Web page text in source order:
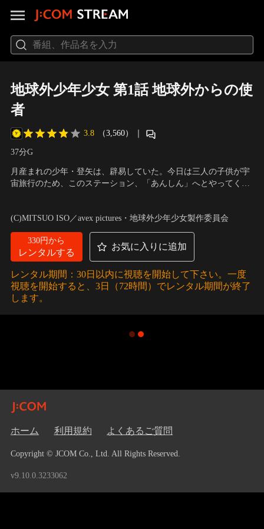
地球外少年少女 第1話 地球外からの使
者
3.8 （3,560） ｜
37分G
月産まれの少年・登矢は、辟易していた。今日は三人の子供が宇
宙旅行のため、このステーション、「あんしん」へとやってく
きた美衣奈と博士は、登矢の予想以上の難物。さらにホワイトハ
ッカーだった少年・大洋により…。
他
(C)MITSUO ISO／avex pictures・地球外少年少女製作委員会
330円から
レンタルする
お気に入りに追加
レンタル期間：30日以内に視聴を開始して下さい。一度
視聴を開始すると、3日（72時間）でレンタル期間が終了
します。
ホーム 利用規約 よくあるご質問
Copyright © JCOM Co., Ltd. All Rights Reserved.
v9.10.0.3233062